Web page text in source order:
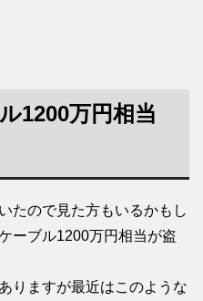
1200万円相当
たので見た方もいるかもし
ーブル1200万円相当が盗
りますが最近はこのような